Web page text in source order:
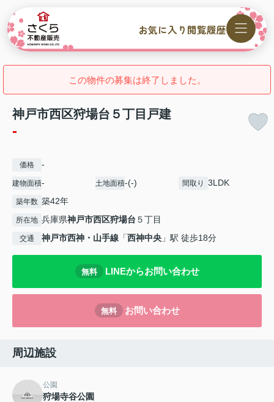
お気に入り 閲覧履歴
この物件の募集は終了しました。
神戸市西区狩場台５丁目戸建
-
価格 -
建物面積- 土地面積-(-) 間取り 3LDK
築年数 築42年
所在地 兵庫県神戸市西区狩場台 ５丁目
交通 神戸市西神・山手線 「西神中央 」駅 徒歩18分
無料 LINEからお問い合わせ
無料 お問い合わせ
周辺施設
公園
狩場寺谷公園